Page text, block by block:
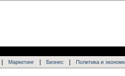
Маркетинг Бизнес Политика и